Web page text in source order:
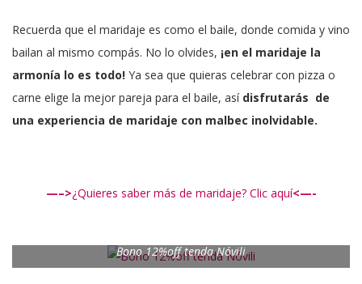
Recuerda que el maridaje es como el baile, donde comida y vino
bailan al mismo compás. No lo olvides, ¡en el maridaje la
armonía lo es todo! Ya sea que quieras celebrar con pizza o
carne elige la mejor pareja para el baile, así disfrutarás de
una experiencia de maridaje con malbec inolvidable.
—–>¿Quieres saber más de maridaje? Clic aquí<—-
Bono 12%off tenda Nóvili